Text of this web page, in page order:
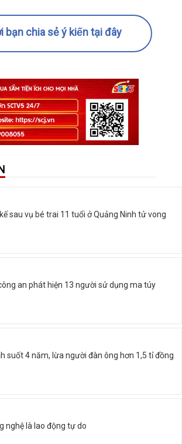
bạn chia sẻ ý kiến tại đây
sau vụ bé trai 11 tuổi ở Quảng Ninh tử vong
an phát hiện 13 người sử dụng ma túy
suốt 4 năm, lừa người đàn ông hơn 1,5 tỉ đồng
nghệ là lao động tự do